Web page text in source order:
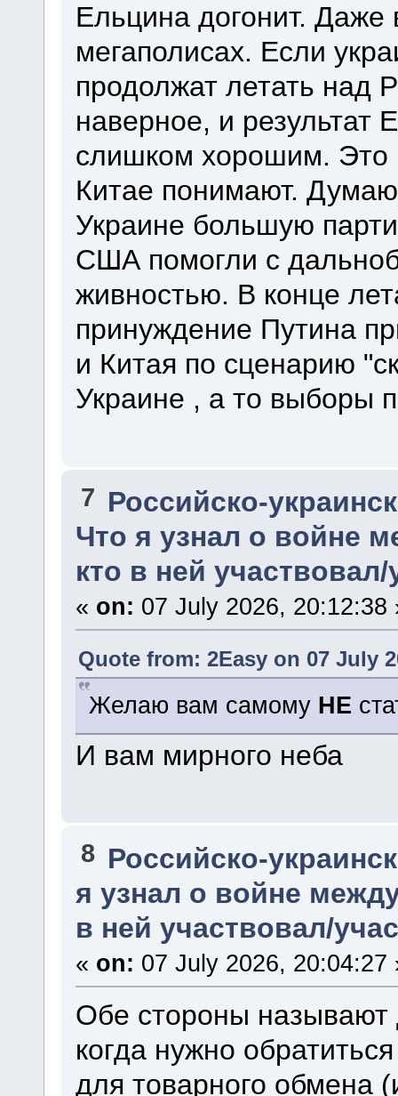
Ельцина догонит. Даже
мегаполисах. Если
продолжат летать над
наверное, и результат
слишком хорошим.
Китае понимают.
Украине большую
США помогли с
живностью. В конце
принуждение Путина
и Китая по сценарию
Украине , а то выборы
7 Российско-
Что я узнал о войне
кто в ней участвовал/
« on: 07 July 2026, 20:12:38
Quote from: 2Easy on 07 July
Желаю вам самому НЕ
И вам мирного неба
8 Российско-
я узнал о войне
в ней участвовал/
« on: 07 July 2026, 20:04:27
Обе стороны называют
когда нужно
для товарного обмена